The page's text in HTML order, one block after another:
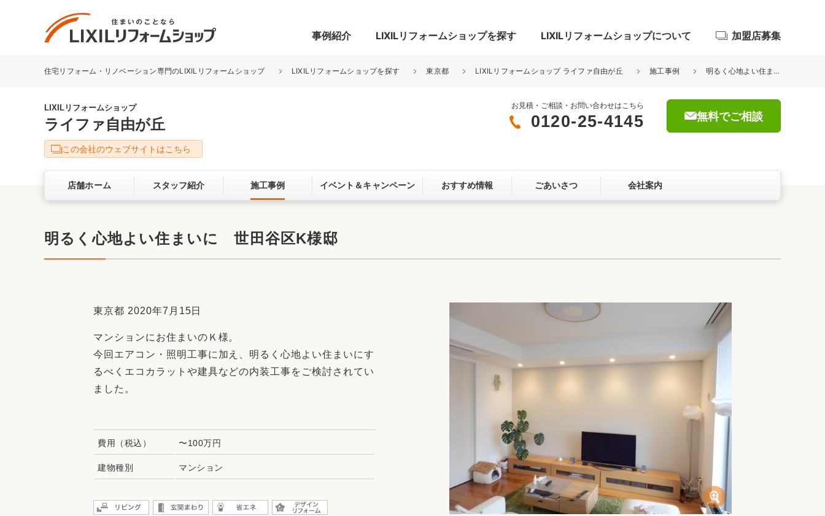
事例紹介
リフォーム事例を探す
キッチン
洗面化粧室 トイレ 玄関まわり 門まわり 屋根・外壁
ベランダ・バルコニー ガーデンスペース カースペース
お客さまの声
LIXILリフォームショップを探す LIXILリフォームショップについて
LIXILリフォームショップについて
サービス向上・品質改善の取り組み お客さま満足度アンケート
ここちいい暮らしをつくる、価値・性能向上
リフォームアクセル
中古物件探しから性能向上リフォームをワン
ストップ
リフォームお役立ち情報
加盟店募集
住宅リフォーム・リノベーション専門のLIXILリフォームショップ LIXILリフォームショップを探す 東京都 LIXILリフォームショップ ライファ自由が丘 施工事例 明るく心地よい住まいに 世田谷区K様邸
LIXILリフォームショップ
ライファ自由が丘
お見積・ご相談・お問い合わせはこちら
0120-25-4145 無料でご相談
この会社のウェブサイトはこちら
店舗ホーム スタッフ紹介 施工事例 イベント＆キャンペーン おすすめ情報 ごあいさつ 会社案内
明るく心地よい住まいに 世田谷区K様邸
東京都 2020年7月15日
マンションにお住まいのＫ様。
今回エアコン・照明工事に加え、明るく心地よい住まいにす
るべくエコカラットや建具などの内装工事をご検討されてい
ました。
費用（税込） 〜100万円
建物種別 マンション